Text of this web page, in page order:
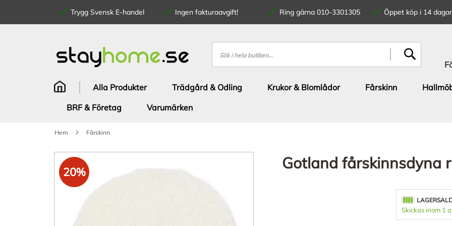
Trygg Svensk E-handel Ingen fakturaavgift! Ring gärna 010-3301305
Öppet köp i 14
innehållet
Sök
Alla Produkter Trädgård & Odling Krukor & Blomlådor Fårskinn
BRF & Företag
Varumärken
Hem Fårskinn
Hoppa
till
slutet
bildgalleriet
20% Gotland fårskinnsdyna
Skickas inom 1